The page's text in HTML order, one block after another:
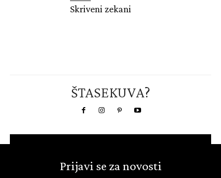
Skriveni zekani
ŠTASEKUVA?
Prijavi se za novosti